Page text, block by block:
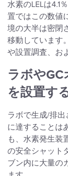
水素のLELは4.1
置ではこの数値
境の大半は密閉
移動しています
や設置調査、お
ラボや
を設置す
ラボで生成/排
に達することは
も、水素発生装
の安全シャット
ブン内に大量の